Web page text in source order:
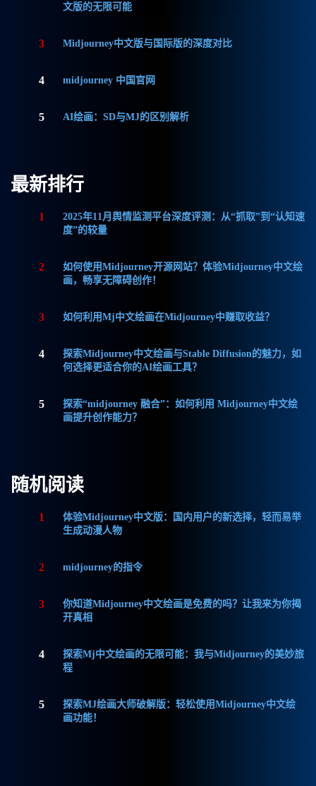
文版的无限可能
3 Midjourney中文版与国际版的深度对比
4 midjourney 中国官网
5 AI绘画：SD与MJ的区别解析
最新排行
1
2025年11月舆情监测平台深度评测：从“抓取”到“认知速
度”的较量
2
如何使用Midjourney开源网站？体验Midjourney中文绘
画，畅享无障碍创作！
3 如何利用Mj中文绘画在Midjourney中赚取收益？
4
探索Midjourney中文绘画与Stable Diffusion的魅力，如
何选择更适合你的AI绘画工具？
5
探索“midjourney 融合”：如何利用 Midjourney中文绘
画提升创作能力？
随机阅读
1
体验Midjourney中文版：国内用户的新选择，轻而易举
生成动漫人物
2 midjourney的指令
3
你知道Midjourney中文绘画是免费的吗？让我来为你揭
开真相
4
探索Mj中文绘画的无限可能：我与Midjourney的美妙旅
程
5
探索MJ绘画大师破解版：轻松使用Midjourney中文绘
画功能！